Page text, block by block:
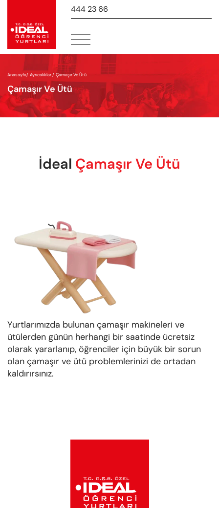
444 23 66
Anasayfa/ Ayrıcalıklar / Çamaşır Ve Ütü
Çamaşır Ve Ütü
İdeal Çamaşır Ve Ütü
Yurtlarımızda bulunan çamaşır makineleri ve
ütülerden günün herhangi bir saatinde ücretsiz
olarak yararlanıp, öğrenciler için büyük bir sorun
olan çamaşır ve ütü problemlerinizi de ortadan
kaldırırsınız.